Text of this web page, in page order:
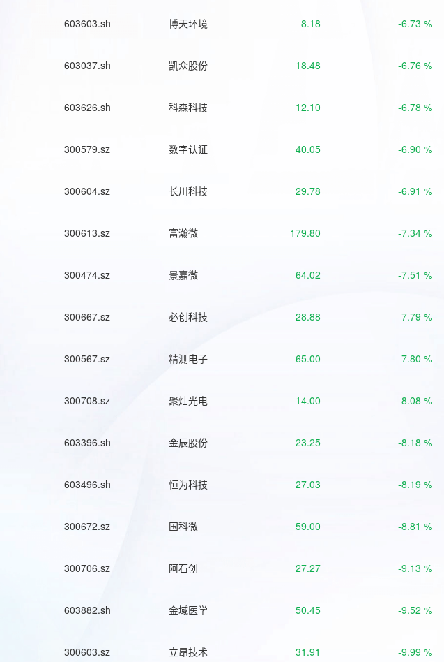
603603.sh 博天环境 8.18 -6.73 %
603037.sh 凯众股份 18.48 -6.76 %
603626.sh 科森科技 12.10 -6.78 %
300579.sz 数字认证 40.05 -6.90 %
300604.sz 长川科技 29.78 -6.91 %
300613.sz 富瀚微 179.80 -7.34 %
300474.sz 景嘉微 64.02 -7.51 %
300667.sz 必创科技 28.88 -7.79 %
300567.sz 精测电子 65.00 -7.80 %
300708.sz 聚灿光电 14.00 -8.08 %
603396.sh 金辰股份 23.25 -8.18 %
603496.sh 恒为科技 27.03 -8.19 %
300672.sz 国科微 59.00 -8.81 %
300706.sz 阿石创 27.27 -9.13 %
603882.sh 金域医学 50.45 -9.52 %
300603.sz 立昂技术 31.91 -9.99 %